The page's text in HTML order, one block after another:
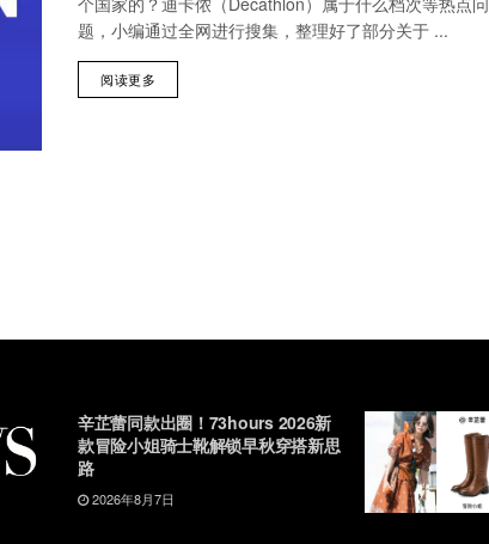
题，小编通过全网进行搜集，整理好了部分关于 ...
阅读更多
辛芷蕾同款出圈！73hours 2026新
款冒险小姐骑士靴解锁早秋穿搭新思
路
2026年8月7日